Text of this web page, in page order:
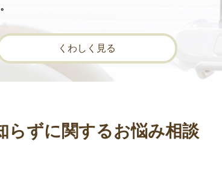
くわしく見る
らずに関するお悩み相談